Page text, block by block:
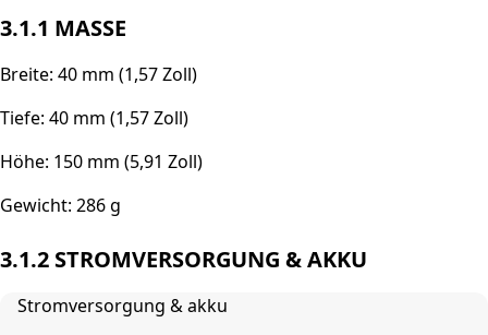
3.1.1 MASSE
Breite: 40 mm (1,57 Zoll)
Tiefe: 40 mm (1,57 Zoll)
Höhe: 150 mm (5,91 Zoll)
Gewicht: 286 g
3.1.2 STROMVERSORGUNG & AKKU
Stromversorgung & akku